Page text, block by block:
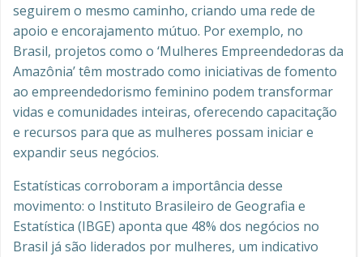
seguirem o mesmo caminho, criando uma rede de
apoio e encorajamento mútuo. Por exemplo, no
Brasil, projetos como o ‘Mulheres Empreendedoras da
Amazônia’ têm mostrado como iniciativas de fomento
ao empreendedorismo feminino podem transformar
vidas e comunidades inteiras, oferecendo capacitação
e recursos para que as mulheres possam iniciar e
expandir seus negócios.
Estatísticas corroboram a importância desse
movimento: o Instituto Brasileiro de Geografia e
Estatística (IBGE) aponta que 48% dos negócios no
Brasil já são liderados por mulheres, um indicativo